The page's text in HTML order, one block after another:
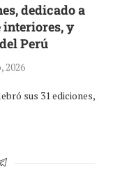
dedicado a
interiores, y
Perú
2026
sus 31 ediciones,